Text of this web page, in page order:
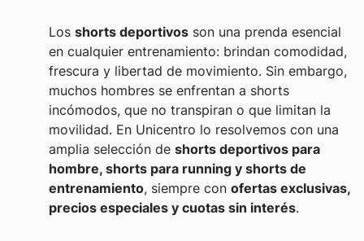
Los shorts deportivos son una prenda esencial
en cualquier entrenamiento: brindan comodidad,
frescura y libertad de movimiento. Sin embargo,
muchos hombres se enfrentan a shorts
incómodos, que no transpiran o que limitan la
movilidad. En Unicentro lo resolvemos con una
amplia selección de shorts deportivos para
hombre, shorts para running y shorts de
entrenamiento, siempre con ofertas exclusivas,
precios especiales y cuotas sin interés.